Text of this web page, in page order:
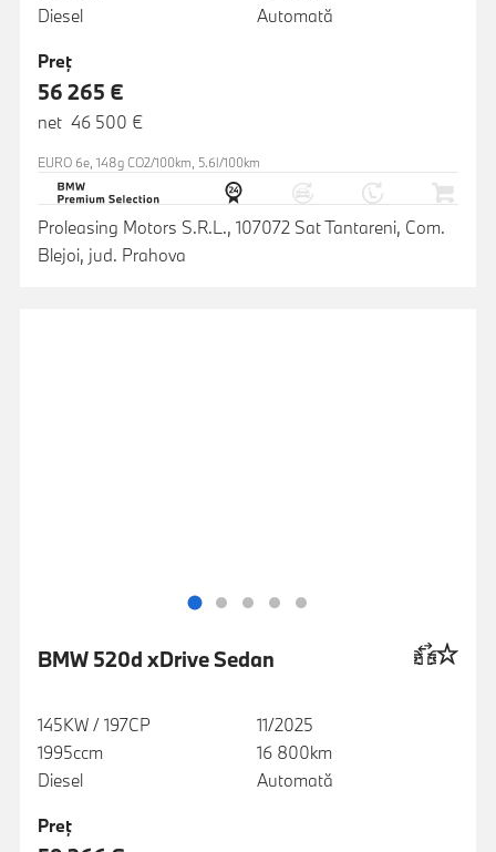
Diesel
Automată
Preţ
56 265 €
net 46 500 €
EURO 6e, 148g CO2/100km, 5.6l/100km
Proleasing Motors S.R.L., 107072 Sat Tantareni, Com.
Blejoi, jud. Prahova
BMW 520d xDrive Sedan
145KW / 197CP
1995ccm
Diesel
11/2025
16 800km
Automată
Preţ